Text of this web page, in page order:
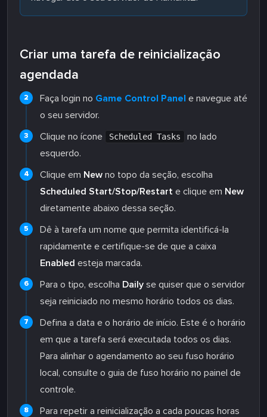
Criar uma tarefa de reinicialização
agendada
Faça login no Game Control Panel e navegue até
o seu servidor.
Clique no ícone
Scheduled Tasks
no lado
esquerdo.
Clique em New no topo da seção, escolha
Scheduled Start/Stop/Restart e clique em New
diretamente abaixo dessa seção.
Dê à tarefa um nome que permita identificá-la
rapidamente e certifique-se de que a caixa
Enabled esteja marcada.
Para o tipo, escolha Daily se quiser que o servidor
seja reiniciado no mesmo horário todos os dias.
Defina a data e o horário de início. Este é o horário
em que a tarefa será executada todos os dias.
Para alinhar o agendamento ao seu fuso horário
local, consulte o guia de fuso horário no painel de
controle.
Para repetir a reinicialização a cada poucas horas